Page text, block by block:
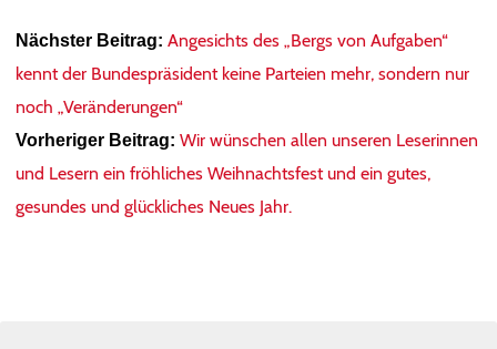
Nächster Beitrag: Angesichts des „Bergs von Aufgaben“
kennt der Bundespräsident keine Parteien mehr, sondern nur
noch „Veränderungen“
Vorheriger Beitrag: Wir wünschen allen unseren Leserinnen
und Lesern ein fröhliches Weihnachtsfest und ein gutes,
gesundes und glückliches Neues Jahr.